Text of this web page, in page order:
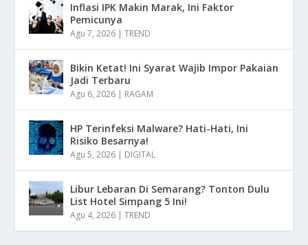
Inflasi IPK Makin Marak, Ini Faktor
Pemicunya
Agu 7, 2026 |TREND
Bikin Ketat! Ini Syarat Wajib Impor Pakaian
Jadi Terbaru
Agu 6, 2026 | RAGAM
HP Terinfeksi Malware? Hati-Hati, Ini
Risiko Besarnya!
Agu 5, 2026 | DIGITAL
Libur Lebaran Di Semarang? Tonton Dulu
List Hotel Simpang 5 Ini!
Agu 4, 2026 |TREND